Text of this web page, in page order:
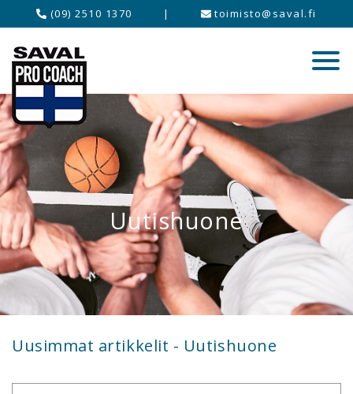
(09) 2510 1370 | toimisto@saval.fi
Uutishuone
Uusimmat artikkelit - Uutishuone